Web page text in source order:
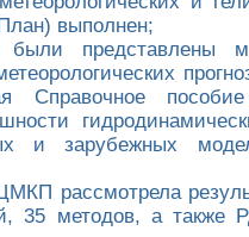
выполнен;
представлены
Справочное
и зарубежных
рассмотрела
35 методов, а также